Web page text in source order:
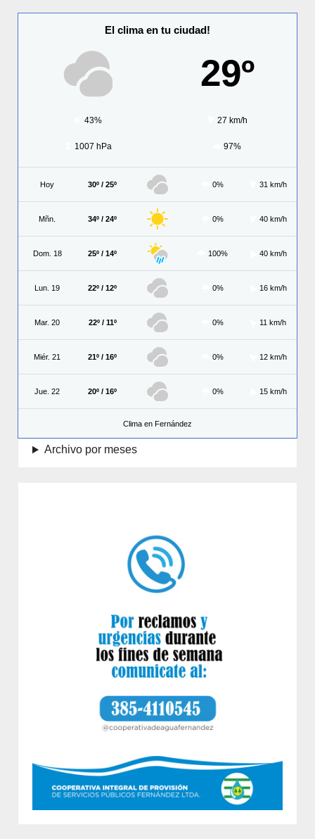
El clima en tu ciudad!
29º
43% 27 km/h
1007 hPa 97%
Hoy 30º / 25º 0% 31 km/h
Mñn. 34º / 24º 0% 40 km/h
Dom. 18 25º / 14º 100% 40 km/h
Lun. 19 22º / 12º 0% 16 km/h
Mar. 20 22º / 11º 0% 11 km/h
Miér. 21 21º / 16º 0% 12 km/h
Jue. 22 20º / 16º 0% 15 km/h
Clima en Fernández
Archivo por meses